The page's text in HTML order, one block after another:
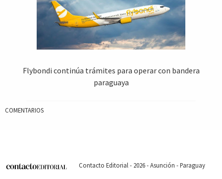
Flybondi continúa trámites para operar con bandera
paraguaya
COMENTARIOS
Contacto Editorial - 2026 - Asunción - Paraguay